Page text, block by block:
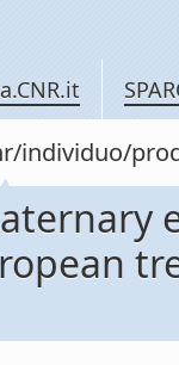
individuo/